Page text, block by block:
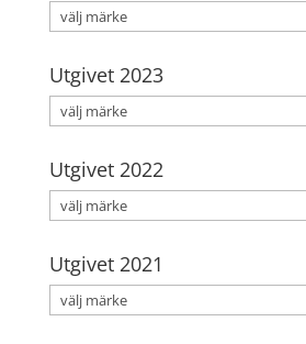
Utgivet 2023
Utgivet 2022
Utgivet 2021